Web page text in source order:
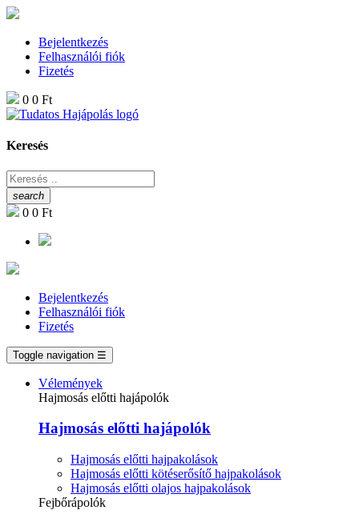
Bejelentkezés
Felhasználói fiók
Fizetés
0 0 Ft
Keresés
search
0 0 Ft
Bejelentkezés
Felhasználói fiók
Fizetés
Toggle navigation ☰
Vélemények
Hajmosás előtti hajápolók
Hajmosás előtti hajápolók
Hajmosás előtti hajpakolások
Hajmosás előtti kötéserősítő hajpakolások
Hajmosás előtti olajos hajpakolások
Fejbőrápolók